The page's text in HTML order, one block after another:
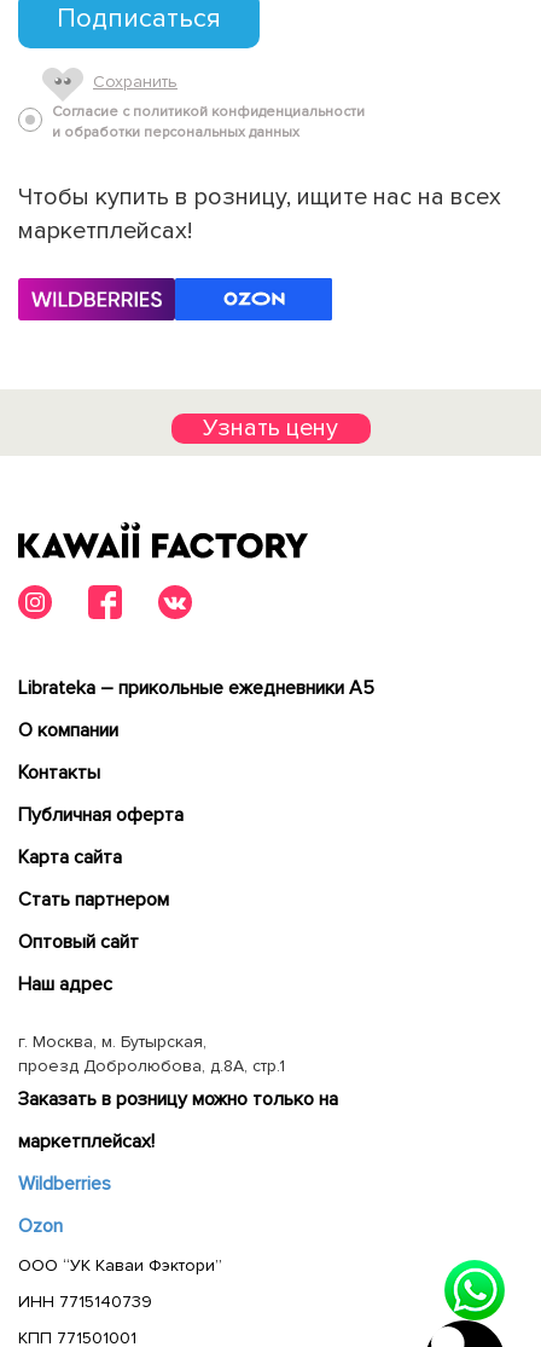
Подписаться
Сохранить
Согласие с политикой конфиденциальности
и обработки персональных данных
Чтобы купить в розницу, ищите нас на всех
маркетплейсах!
Узнать цену
Librateka – прикольные ежедневники А5
О компании
Контакты
Публичная оферта
Карта сайта
Cтать партнером
Оптовый сайт
Наш адрес
г. Москва, м. Бутырская,
проезд Добролюбова, д.8А, стр.1
Заказать в розницу можно только на
маркетплейсах!
Wildberries
Ozon
ООО “УК Каваи Фэктори”
ИНН 7715140739
КПП 771501001